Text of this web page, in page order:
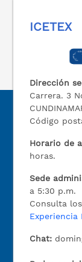
ICETEX
Dirección
Carrera. 3
Código
Horario de
horas.
Sede
a 5:30 p.m.
Consulta
Experiencia
Chat: